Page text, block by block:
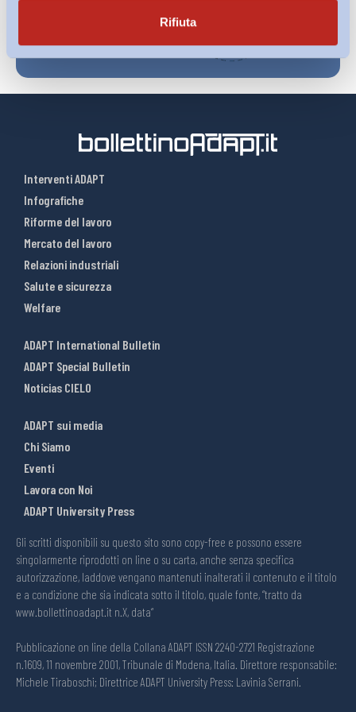
Rifiuta
Interventi ADAPT
Infografiche
Riforme del lavoro
Mercato del lavoro
Relazioni industriali
Salute e sicurezza
Welfare
ADAPT International Bulletin
ADAPT Special Bulletin
Noticias CIELO
ADAPT sui media
Chi Siamo
Eventi
Lavora con Noi
ADAPT University Press
Gli scritti disponibili su questo sito sono copy-free e possono essere
singolarmente riprodotti on line o su carta, anche senza specifica
autorizzazione, laddove vengano mantenuti inalterati il contenuto e il titolo
e a condizione che sia indicata sotto il titolo, quale fonte, “tratto da
www.bollettinoadapt.it n.X, data“
Pubblicazione on line della Collana ADAPT ISSN 2240-2721 Registrazione
n.1609, 11 novembre 2001, Tribunale di Modena, Italia. Direttore responsabile:
Michele Tiraboschi; Direttrice ADAPT University Press: Lavinia Serrani.